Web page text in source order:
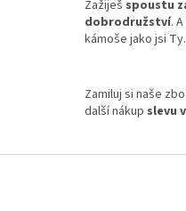
Zažiješ spoustu
dobrodružství.
kámoše jako jsi Ty.
Zamiluj si naše
další nákup slevu